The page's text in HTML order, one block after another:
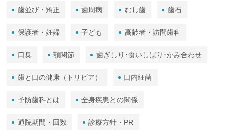
歯並び・矯正 歯周病 むし歯 歯石
保護者・妊婦 子ども 高齢者・訪問歯科
口臭 顎関節 歯ぎしり･食いしばり･かみ合わせ
歯と口の健康（トリビア） 口内細菌
予防歯科とは 全身疾患との関係
通院期間・回数 診療方針・PR